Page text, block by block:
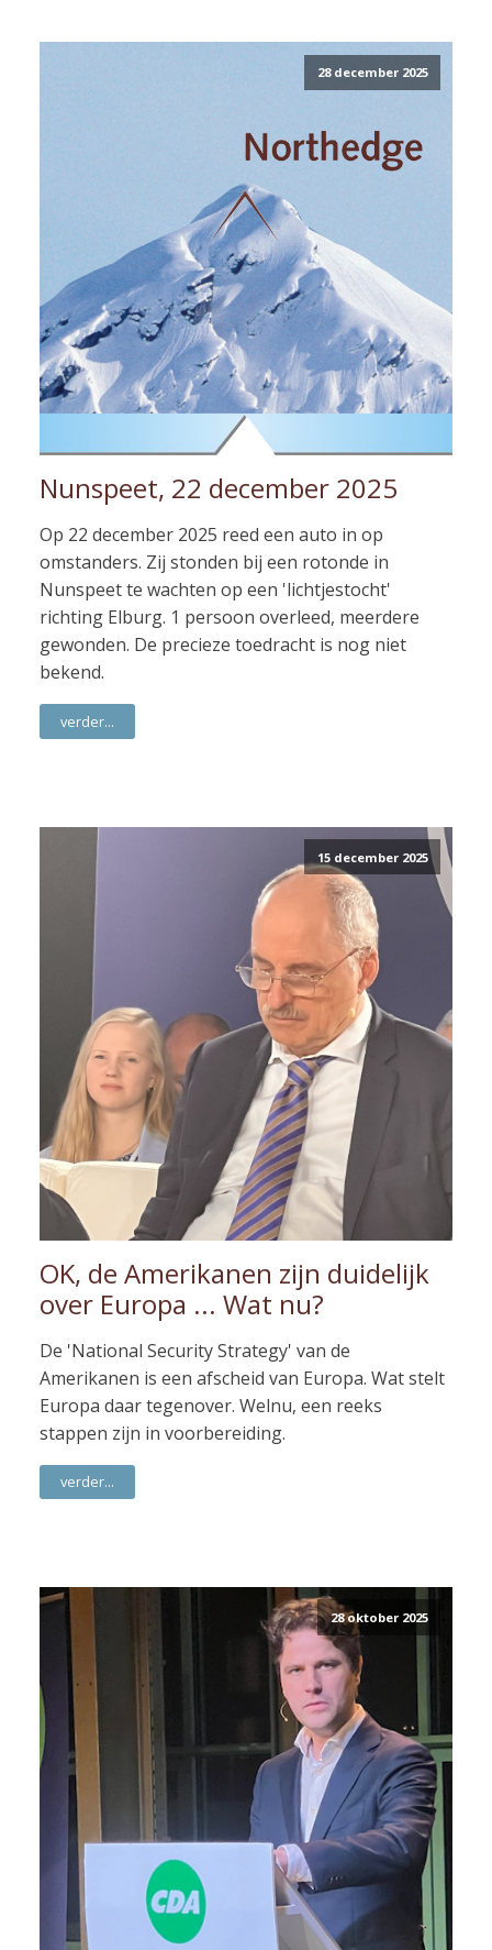
28 december 2025
Nunspeet, 22 december 2025
Op 22 december 2025 reed een auto in op
omstanders. Zij stonden bij een rotonde in
Nunspeet te wachten op een 'lichtjestocht'
richting Elburg. 1 persoon overleed, meerdere
gewonden. De precieze toedracht is nog niet
bekend.
verder...
15 december 2025
OK, de Amerikanen zijn duidelijk
over Europa ... Wat nu?
De 'National Security Strategy' van de
Amerikanen is een afscheid van Europa. Wat stelt
Europa daar tegenover. Welnu, een reeks
stappen zijn in voorbereiding.
verder...
28 oktober 2025